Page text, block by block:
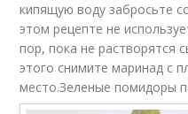
кипящую воду забросьте
этом рецепте не
пор, пока не растворятся
этого снимите маринад с
место.Зеленые помидоры